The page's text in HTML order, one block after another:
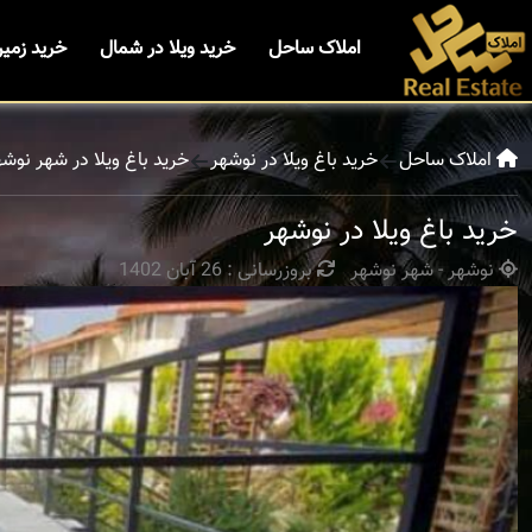
املاک ساحل خرید ویلا در شمال خرید
املاک ساحل خرید باغ ویلا در نوشهر خرید باغ ویلا در شهر
خرید باغ ویلا در نوشهر
نوشهر - شهر نوشهر بروزرسانی : 26 آبان 1402